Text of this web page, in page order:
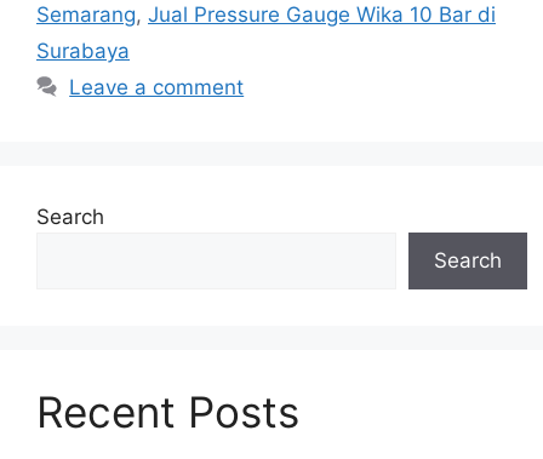
Semarang, Jual Pressure Gauge Wika 10 Bar di
Surabaya
Leave a comment
Search
Search
Recent Posts